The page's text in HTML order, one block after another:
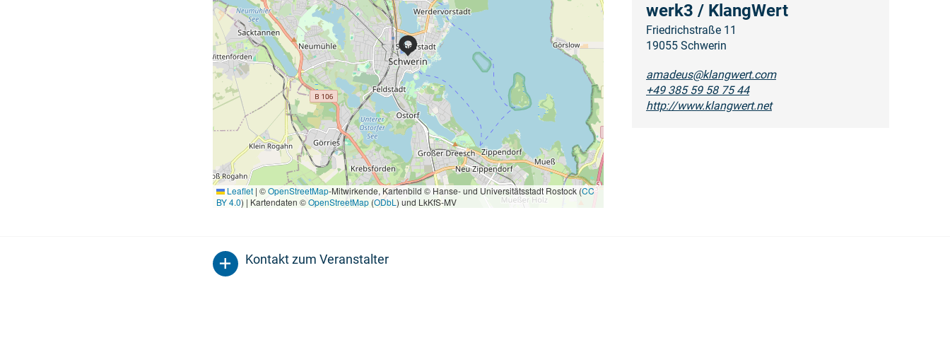
Leaflet | ©OpenStreetMap-Mitwirkende, Kartenbild © Hanse- und Universitätsstadt Rostock (CC
BY 4.0) | Kartendaten ©OpenStreetMap(ODbL ) und LkKfS-MV
werk3 / KlangWert
Friedrichstraße 11
19055 Schwerin
amadeus@klangwert.com
+49 385 59 58 75 44
http://www.klangwert.net
Kontakt zum Veranstalter